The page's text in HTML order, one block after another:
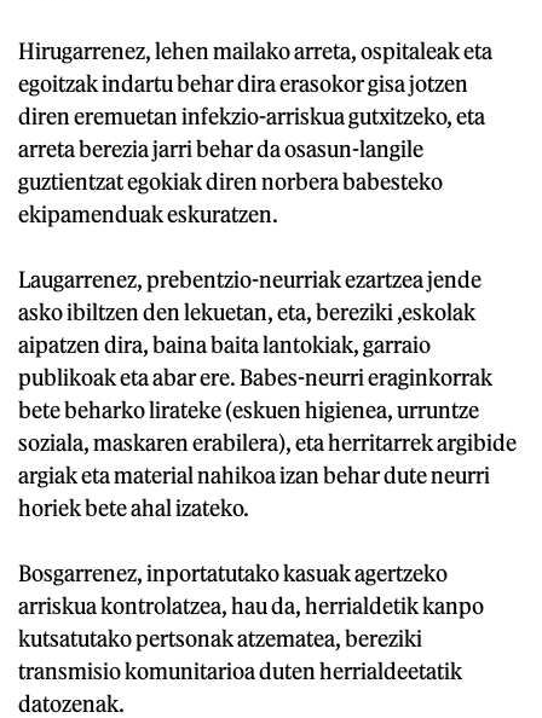
Hirugarrenez, lehen mailako arreta, ospitaleak eta
egoitzak indartu behar dira erasokor gisa jotzen
diren eremuetan infekzio-arriskua gutxitzeko, eta
arreta berezia jarri behar da osasun-langile
guztientzat egokiak diren norbera babesteko
ekipamenduak eskuratzen.
Laugarrenez, prebentzio-neurriak ezartzea jende
asko ibiltzen den lekuetan, eta, bereziki ,eskolak
aipatzen dira, baina baita lantokiak, garraio
publikoak eta abar ere. Babes-neurri eraginkorrak
bete beharko lirateke (eskuen higienea, urruntze
soziala, maskaren erabilera), eta herritarrek argibide
argiak eta material nahikoa izan behar dute neurri
horiek bete ahal izateko.
Bosgarrenez, inportatutako kasuak agertzeko
arriskua kontrolatzea, hau da, herrialdetik kanpo
kutsatutako pertsonak atzematea, bereziki
transmisio komunitarioa duten herrialdeetatik
datozenak.